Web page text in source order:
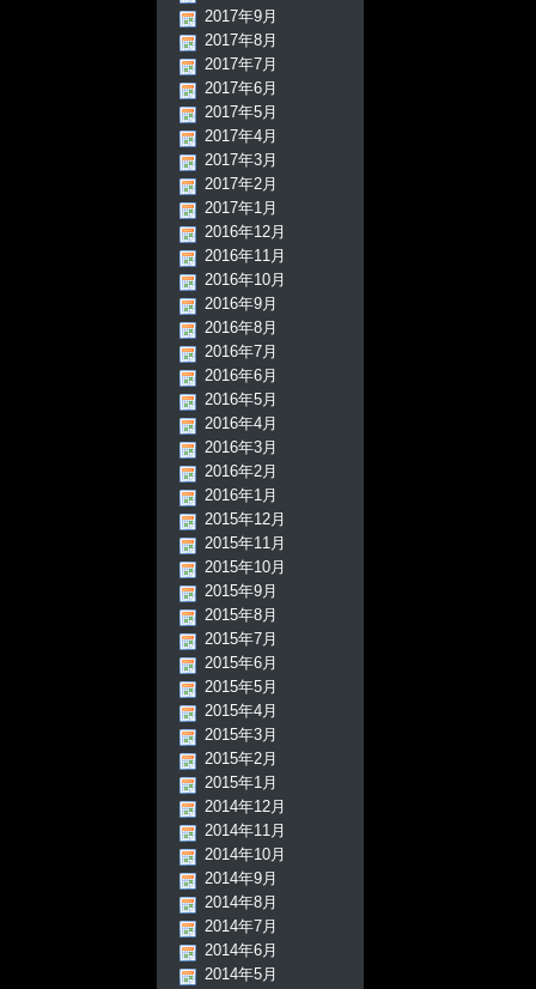
2017年9月
2017年8月
2017年7月
2017年6月
2017年5月
2017年4月
2017年3月
2017年2月
2017年1月
2016年12月
2016年11月
2016年10月
2016年9月
2016年8月
2016年7月
2016年6月
2016年5月
2016年4月
2016年3月
2016年2月
2016年1月
2015年12月
2015年11月
2015年10月
2015年9月
2015年8月
2015年7月
2015年6月
2015年5月
2015年4月
2015年3月
2015年2月
2015年1月
2014年12月
2014年11月
2014年10月
2014年9月
2014年8月
2014年7月
2014年6月
2014年5月